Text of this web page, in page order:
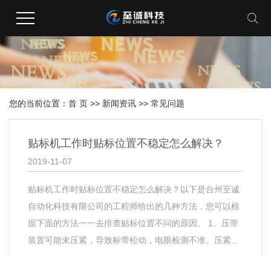
您的当前位置： 首 页 >> 新闻资讯 >> 常见问题
贴标机工作时贴标位置不稳定怎么解决？
2019-11-07
贴标机工作时贴标位置不稳定怎么解决？以下是台州至诚
自动化科技有限公司的工程师给出的几种方法，您可以根
据下面的方法一一去排查贴标位置不问的原因。 1、压带
装置可能未压紧，导致标带松动，电眼检测不准。压紧...